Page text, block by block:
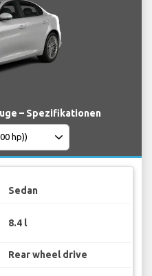
– Spezifikationen
Sedan
8.4 l
Rear wheel drive